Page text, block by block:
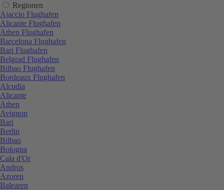
Regionen
Ajaccio Flughafen
Alicante Flughafen
Athen Flughafen
Barcelona Flughafen
Bari Flughafen
Belgrad Flughafen
Bilbao Flughafen
Bordeaux Flughafen
Alcudia
Alicante
Athen
Avignon
Bari
Berlin
Bilbao
Bologna
Cala d'Or
Andros
Azoren
Balearen